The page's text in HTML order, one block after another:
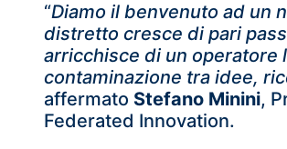
“Diamo il benvenuto ad un
distretto cresce di pari
arricchisce di un operatore
contaminazione tra idee,
affermato Stefano Minini,
Federated Innovation.